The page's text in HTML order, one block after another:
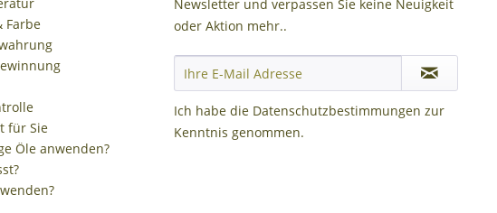
Farbe
für Sie
Öle anwenden?
Newsletter und verpassen Sie keine Neuigkeit
oder Aktion mehr..
Ich habe die Datenschutzbestimmungen zur
Kenntnis genommen.